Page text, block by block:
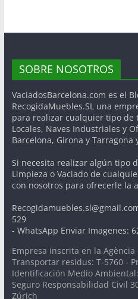
SOBRE NOSOTROS
VaciadosBarcelona.com es el
RecogidaMuebles.SL una
para realizar cualquier tipo de
Locales, Naves Industriales y
Barcelona, Girona y Tarragona
Si necesita realizar algún tipo
Limpieza o Vaciado de
con nosotros para ofrecerle la
529
- WhatsApp Enviar Imagenes:
Empresa inscrita en la Agència
Transportar residus: T-5760 -
Identificación Medio
Seguro Responsabilidad Civil
Zúrich